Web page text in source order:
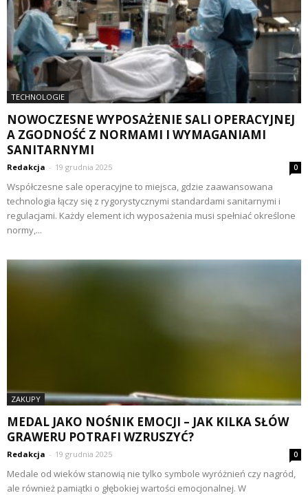
TECHNOLOGIE
NOWOCZESNE WYPOSAŻENIE SALI OPERACYJNEJ
A ZGODNOŚĆ Z NORMAMI I WYMAGANIAMI
SANITARNYMI
Redakcja - 19 grudnia 2025 0
Współczesne sale operacyjne to miejsca, gdzie zaawansowana
technologia łączy się z rygorystycznymi standardami sanitarnymi i
regulacjami. Każdy element ich wyposażenia musi spełniać określone
normy,...
ZAKUPY
MEDAL JAKO NOŚNIK EMOCJI – JAK KILKA SŁÓW
GRAWERU POTRAFI WZRUSZYĆ?
Redakcja - 19 grudnia 2025 0
Medale od wieków stanowią nie tylko symbole wyróżnień czy nagród,
ale również pamiątki o głębokiej wartości emocjonalnej. W